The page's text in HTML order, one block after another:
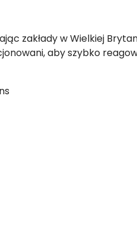
zakłady w Wielkiej
aby szybko